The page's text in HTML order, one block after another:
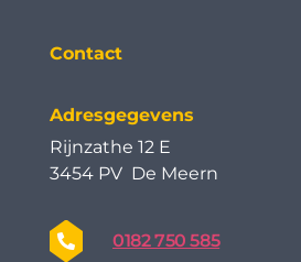
Contact
Adresgegevens
Rijnzathe 12 E
3454 PV De Meern
0182 750 585